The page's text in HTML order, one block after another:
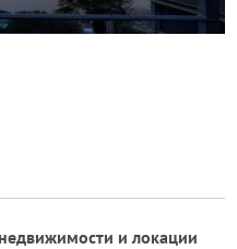
и локации